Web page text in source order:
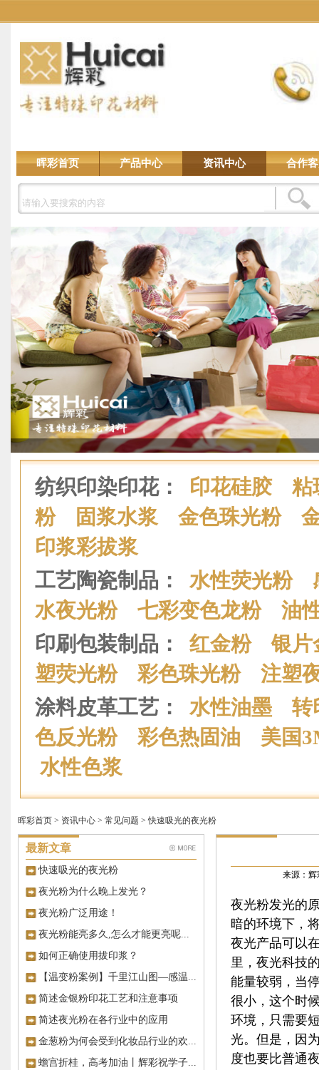
晖彩首页 产品中心 资讯中心 合作
纺织印染印花： 印花硅胶
粘
粉
固浆水浆 金色珠光粉
印浆彩拔浆
工艺陶瓷制品： 水性荧光粉
水夜光粉
七彩变色龙粉
油
印刷包装制品： 红金粉
银
塑荧光粉
彩色珠光粉
注塑
涂料皮革工艺： 水性油墨
转
色反光粉
彩色热固油
美国
水性色浆
晖彩首页 > 资讯中心 > 常见问题 > 快速吸光的夜光粉
最新文章
快速吸光的夜光粉
夜光粉为什么晚上发光？
夜光粉广泛用途！
夜光粉能亮多久,怎么才能更亮呢...
如何正确使用拔印浆？
【温变粉案例】千里江山图—感温...
简述金银粉印花工艺和注意事项
简述夜光粉在各行业中的应用
金葱粉为何会受到化妆品行业的欢...
蟾宫折桂，高考加油丨辉彩祝学子...
来源：
夜光粉发光的
暗的环境下，
夜光产品可以
里，夜光科技
能量较弱，当
很小，这个时
环境，只需要
光。但是，因
度也要比普通